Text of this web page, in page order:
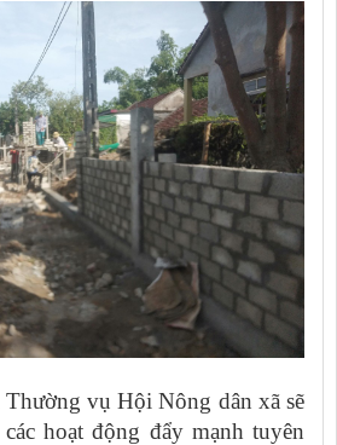
vụ Hội Nông dân xã sẽ
hoạt động đẩy mạnh tuyên